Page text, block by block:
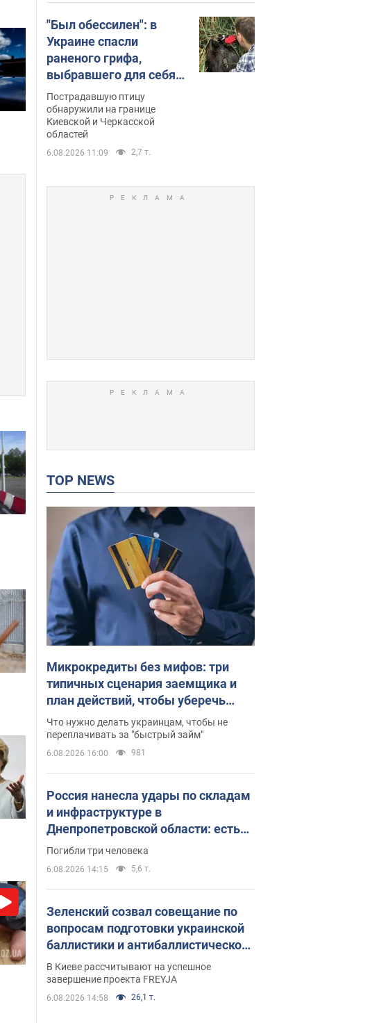
"Был обессилен": в
Украине спасли
раненого грифа,
выбравшего для себя
нетипичный маршрут.
Фото
Пострадавшую птицу
обнаружили на границе
Киевской и Черкасской
областей
6.08.2026 11:09 2,7 т.
TOP NEWS
Микрокредиты без мифов: три
типичных сценария заемщика и
план действий, чтобы уберечь
свои деньги
Что нужно делать украинцам, чтобы не
переплачивать за "быстрый займ"
6.08.2026 16:00 981
Россия нанесла удары по складам
и инфраструктуре в
Днепропетровской области: есть
погибшие и раненые. Фото
Погибли три человека
6.08.2026 14:15 5,6 т.
Зеленский созвал совещание по
вопросам подготовки украинской
баллистики и антибаллистической
программы FREYJA: какие
решения готовятся
В Киеве рассчитывают на успешное
завершение проекта FREYJA
6.08.2026 14:58 26,1 т.